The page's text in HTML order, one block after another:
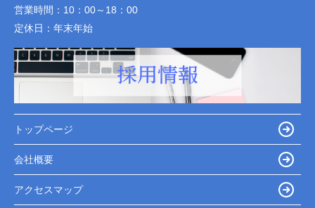
営業時間： 10：00～18：00
定休日： 年末年始
トップページ
会社概要
アクセスマップ